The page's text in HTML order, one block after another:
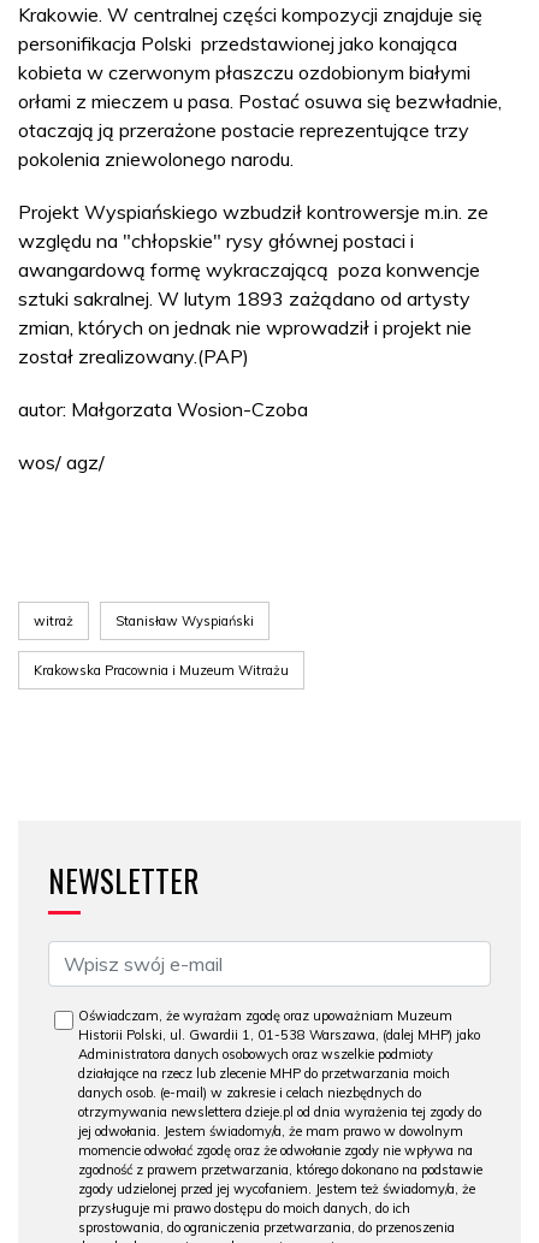
Krakowie. W centralnej części kompozycji znajduje się
personifikacja Polski przedstawionej jako konająca
kobieta w czerwonym płaszczu ozdobionym białymi
orłami z mieczem u pasa. Postać osuwa się bezwładnie,
otaczają ją przerażone postacie reprezentujące trzy
pokolenia zniewolonego narodu.
Projekt Wyspiańskiego wzbudził kontrowersje m.in. ze
względu na "chłopskie" rysy głównej postaci i
awangardową formę wykraczającą poza konwencje
sztuki sakralnej. W lutym 1893 zażądano od artysty
zmian, których on jednak nie wprowadził i projekt nie
został zrealizowany.(PAP)
autor: Małgorzata Wosion-Czoba
wos/ agz/
witraż Stanisław Wyspiański
Krakowska Pracownia i Muzeum Witrażu
NEWSLETTER
Oświadczam, że wyrażam zgodę oraz upoważniam Muzeum
Historii Polski, ul. Gwardii 1, 01-538 Warszawa, (dalej MHP) jako
Administratora danych osobowych oraz wszelkie podmioty
działające na rzecz lub zlecenie MHP do przetwarzania moich
danych osob. (e-mail) w zakresie i celach niezbędnych do
otrzymywania newslettera dzieje.pl od dnia wyrażenia tej zgody do
jej odwołania. Jestem świadomy/a, że mam prawo w dowolnym
momencie odwołać zgodę oraz że odwołanie zgody nie wpływa na
zgodność z prawem przetwarzania, którego dokonano na podstawie
zgody udzielonej przed jej wycofaniem. Jestem też świadomy/a, że
przysługuje mi prawo dostępu do moich danych, do ich
sprostowania, do ograniczenia przetwarzania, do przenoszenia